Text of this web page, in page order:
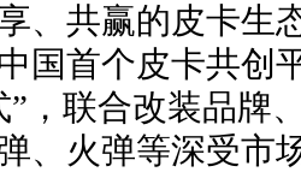
、共赢的皮卡生
国首个皮卡共创
”，联合改装品牌
、火弹等深受市